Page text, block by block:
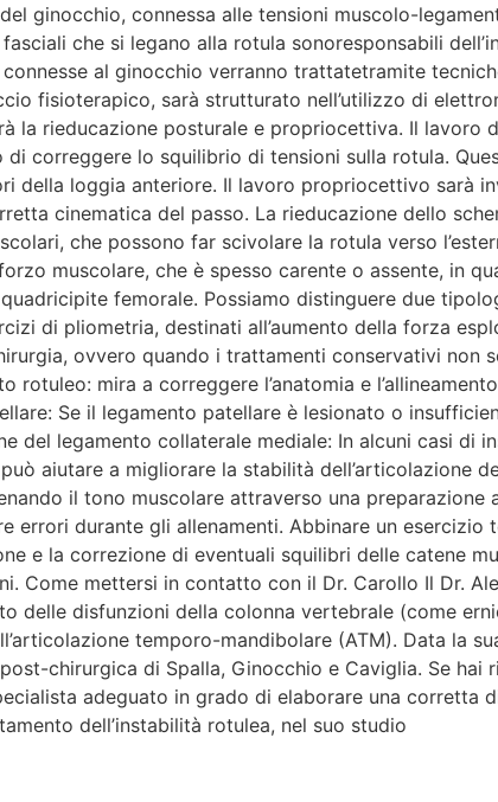
ginocchio, connessa alle tensioni muscolo-
che si legano alla rotula sonoresponsabili
al ginocchio verranno trattatetramite
fisioterapico, sarà strutturato nell’utilizzo di
la rieducazione posturale e propriocettiva. Il
correggere lo squilibrio di tensioni sulla rotula.
della loggia anteriore. Il lavoro propriocettivo sarà
cinematica del passo. La rieducazione dello
che possono far scivolare la rotula verso
muscolare, che è spesso carente o assente, in
femorale. Possiamo distinguere due
di pliometria, destinati all’aumento della forza
ovvero quando i trattamenti conservativi non
rotuleo: mira a correggere l’anatomia e
Se il legamento patellare è lesionato o
del legamento collaterale mediale: In alcuni casi di
aiutare a migliorare la stabilità dell’articolazione
il tono muscolare attraverso una
errori durante gli allenamenti. Abbinare un
e la correzione di eventuali squilibri delle catene
Come mettersi in contatto con il Dr. Carollo Il Dr.
delle disfunzioni della colonna vertebrale (come
temporo-mandibolare (ATM). Data la
chirurgica di Spalla, Ginocchio e Caviglia. Se
adeguato in grado di elaborare una corretta
dell’instabilità rotulea, nel suo studio